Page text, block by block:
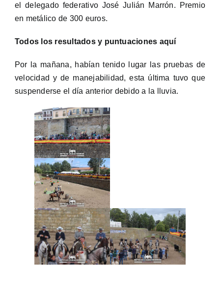
el delegado federativo José Julián Marrón. Premio
en metálico de 300 euros.
Todos los resultados y puntuaciones aquí
Por la mañana, habían tenido lugar las pruebas de
velocidad y de manejabilidad, esta última tuvo que
suspenderse el día anterior debido a la lluvia.